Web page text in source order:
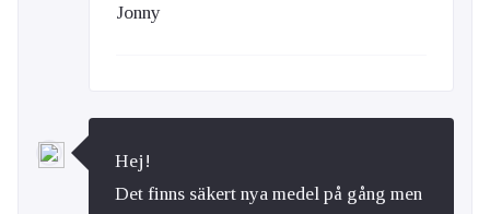
Jonny
Hej!
Det finns säkert nya medel på gång men